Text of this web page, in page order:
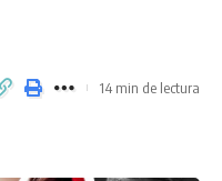
14 min de lectura